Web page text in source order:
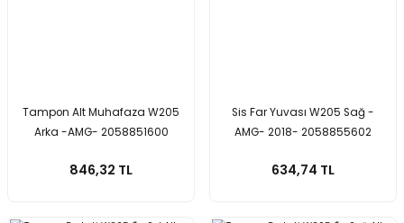
Tampon Alt Muhafaza W205
Arka -AMG- 2058851600
846,32 TL
Sis Far Yuvası W205 Sağ -
AMG- 2018- 2058855602
634,74 TL